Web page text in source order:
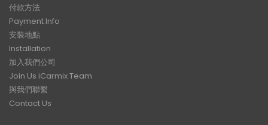
付款方法
Payment Info
安裝地點
Installation
加入我們公司
Join Us iCarmix Team
與我們聯繫
Contact Us